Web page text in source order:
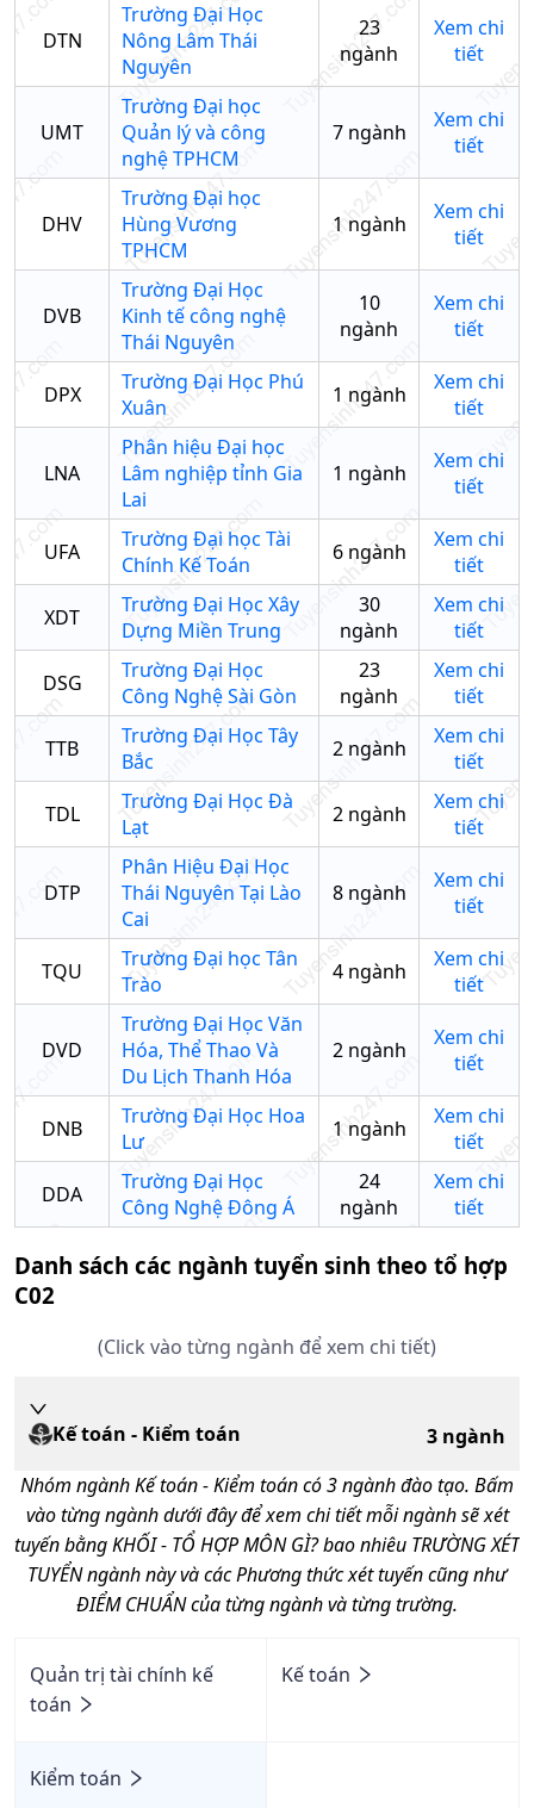
DTN
Trường Đại Học
Nông Lâm Thái
Nguyên
23
ngành
Xem chi
tiết
UMT
Trường Đại học
Quản lý và công
nghệ TPHCM
7ngành
Xem chi
tiết
DHV
Trường Đại học
Hùng Vương
TPHCM
1 ngành
Xem chi
tiết
DVB
Trường Đại Học
Kinh tế công nghệ
Thái Nguyên
10
ngành
Xem chi
tiết
DPX
Trường Đại Học Phú
Xuân
1 ngành
Xem chi
tiết
LNA
Phân hiệu Đại học
Lâm nghiệp tỉnh Gia
Lai
1 ngành
Xem chi
tiết
UFA
Trường Đại học Tài
Chính Kế Toán
6ngành
Xem chi
tiết
XDT
Trường Đại Học Xây
Dựng Miền Trung
30
ngành
Xem chi
tiết
DSG
Trường Đại Học
Công Nghệ Sài Gòn
23
ngành
Xem chi
tiết
TTB
Trường Đại Học Tây
Bắc
2ngành
Xem chi
tiết
TDL
Trường Đại Học Đà
Lạt
2ngành
Xem chi
tiết
DTP
Phân Hiệu Đại Học
Thái Nguyên Tại Lào
Cai
8ngành
Xem chi
tiết
TQU
Trường Đại học Tân
Trào
4ngành
Xem chi
tiết
DVD
Trường Đại Học Văn
Hóa, Thể Thao Và
Du Lịch Thanh Hóa
2ngành
Xem chi
tiết
DNB
Trường Đại Học Hoa
Lư
1 ngành
Xem chi
tiết
DDA
Trường Đại Học
Công Nghệ Đông Á
24
ngành
Xem chi
tiết
Danh sách các ngành tuyển sinh theo tổ hợp
C02
(Click vào từng ngành để xem chi tiết)
Kế toán - Kiểm toán 3 ngành
Nhóm ngànhKế toán - Kiểm toáncó3ngành đào tạo. Bấm
vào từng ngành dưới đây để xem chi tiết mỗi ngành sẽ xét
tuyến bằng KHỐI - TỔ HỢP MÔN GÌ? bao nhiêu TRƯỜNG XÉT
TUYỂN ngành này và các Phương thức xét tuyến cũng như
ĐIỂM CHUẨN của từng ngành và từng trường.
Quản trị tài chính kế
toán
Kế toán
Kiểm toán